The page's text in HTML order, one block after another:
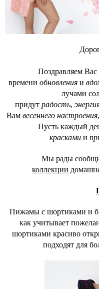
Поздравляем
времени обновления и
лучами
придут радость,
Вам весеннего настроения,
Пусть каждый
краскамии
Мы рады
коллекции
Пижамы с шортиками и
как учитывает
шортиками красиво
подходят для